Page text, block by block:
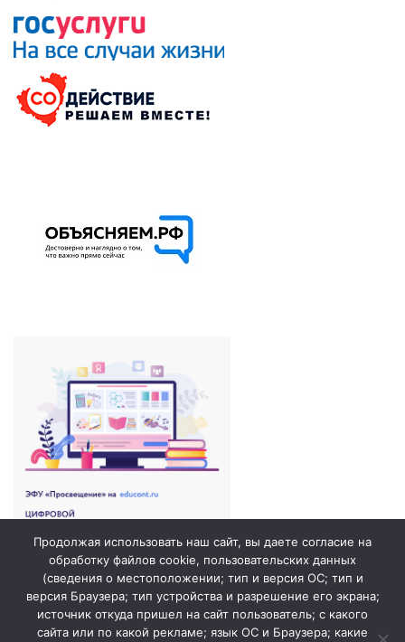
Продолжая использовать наш сайт, вы даете согласие на
обработку файлов cookie, пользовательских данных
(сведения о местоположении; тип и версия ОС; тип и
версия Браузера; тип устройства и разрешение его экрана;
источник откуда пришел на сайт пользователь; с какого
сайта или по какой рекламе; язык ОС и Браузера; какие